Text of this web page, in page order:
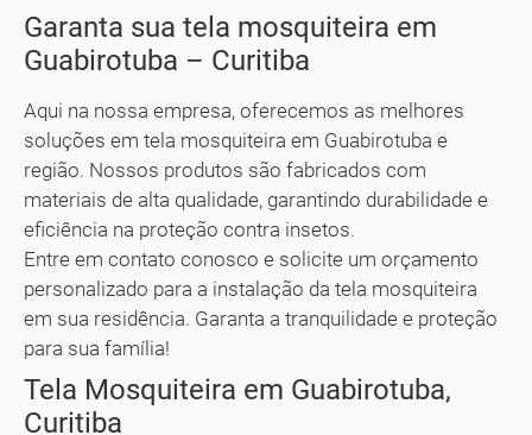
Garanta sua tela mosquiteira em
Guabirotuba – Curitiba
Aqui na nossa empresa, oferecemos as melhores
soluções em tela mosquiteira em Guabirotuba e
região. Nossos produtos são fabricados com
materiais de alta qualidade, garantindo durabilidade e
eficiência na proteção contra insetos.
Entre em contato conosco e solicite um orçamento
personalizado para a instalação da tela mosquiteira
em sua residência. Garanta a tranquilidade e proteção
para sua família!
Tela Mosquiteira em Guabirotuba,
Curitiba